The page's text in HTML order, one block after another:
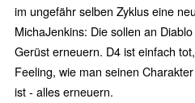
im ungefähr selben Zyklus eine
MichaJenkins: Die sollen an
Gerüst erneuern. D4 ist einfach
Feeling, wie man seinen
ist - alles erneuern.